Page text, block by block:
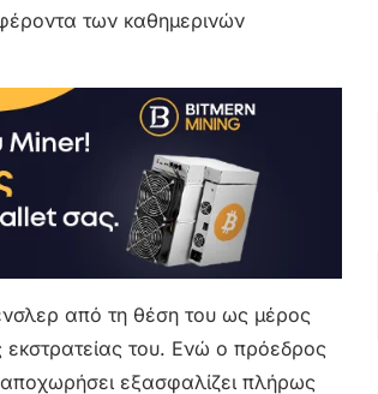
των καθημερινών
από τη θέση του ως μέρος
εκστρατείας του. Ενώ ο πρόεδρος
εξασφαλίζει πλήρως